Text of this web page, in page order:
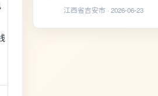
江西省吉安市 · 2026-06-23